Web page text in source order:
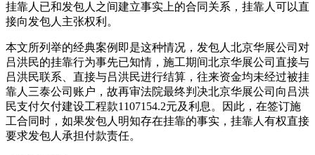
挂靠人已和发包人之间建立事实上的合同关系，挂靠人可以直
接向发包人主张权利。
本文所列举的经典案例即是这种情况，发包人北京华展公司对
吕洪民的挂靠行为事先已知情，施工期间北京华展公司直接与
吕洪民联系、直接与吕洪民进行结算，往来资金均未经过被挂
靠人三泰公司账户，故再审法院最终判决北京华展公司向吕洪
民支付欠付建设工程款1107154.2元及利息。因此，在签订施
工合同时，如果发包人明知存在挂靠的事实，挂靠人有权直接
要求发包人承担付款责任。